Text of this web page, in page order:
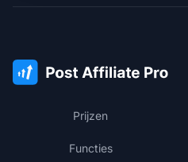
Prijzen
Functies